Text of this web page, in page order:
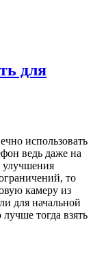
для
использовать
ведь даже на
улучшения
то
камеру из
для начальной
тогда взять